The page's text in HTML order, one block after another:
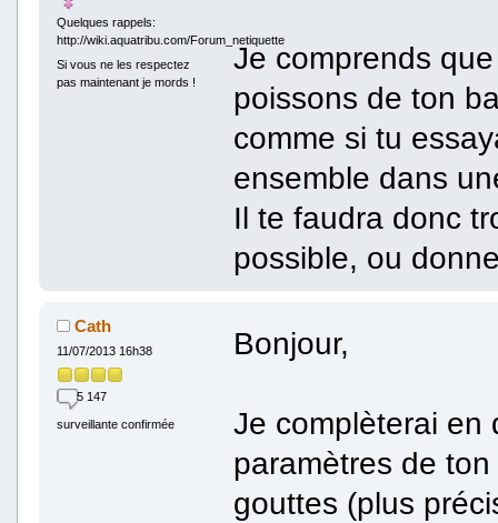
Quelques rappels:
http://wiki.aquatribu.com/Forum_netiquette
Si vous ne les respectez
pas maintenant je mords !
Je comprends
poissons de ton
comme si tu
ensemble dans
Il te faudra donc
possible, ou
Cath
11/07/2013 16h38
5 147
surveillante confirmée
Bonjour,
Je complèterai en
paramètres de
gouttes (plus